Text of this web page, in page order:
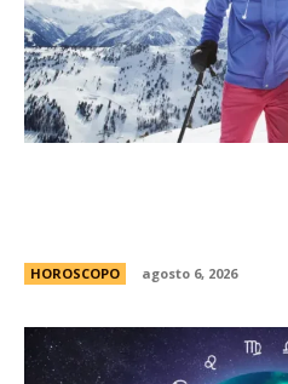
HOROSCOPO agosto 6, 2026